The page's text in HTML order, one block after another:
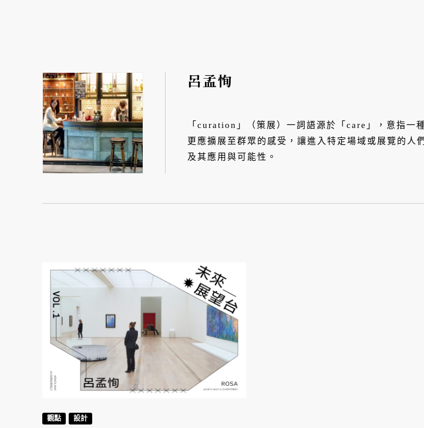
呂孟恂
「curation」（策展）一詞語源於「care」，意指一
更應擴展至群眾的感受，讓進入特定場域或展覽的人
及其應用與可能性。
觀點 設計